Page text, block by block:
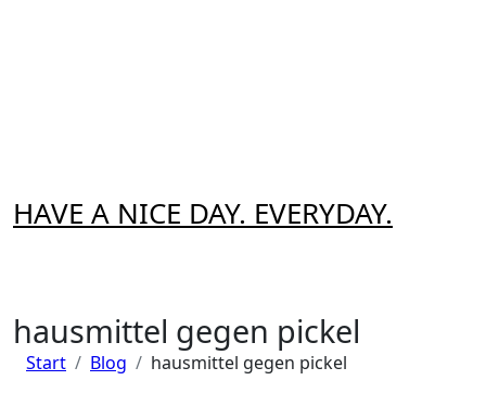
HAVE A NICE DAY. EVERYDAY.
hausmittel gegen pickel
Start Blog hausmittel gegen pickel